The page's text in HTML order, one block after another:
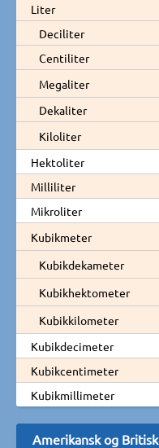
Liter
Deciliter
Centiliter
Megaliter
Dekaliter
Kiloliter
Hektoliter
Milliliter
Mikroliter
Kubikmeter
Kubikdekameter
Kubikhektometer
Kubikkilometer
Kubikdecimeter
Kubikcentimeter
Kubikmillimeter
Amerikansk og Britisk